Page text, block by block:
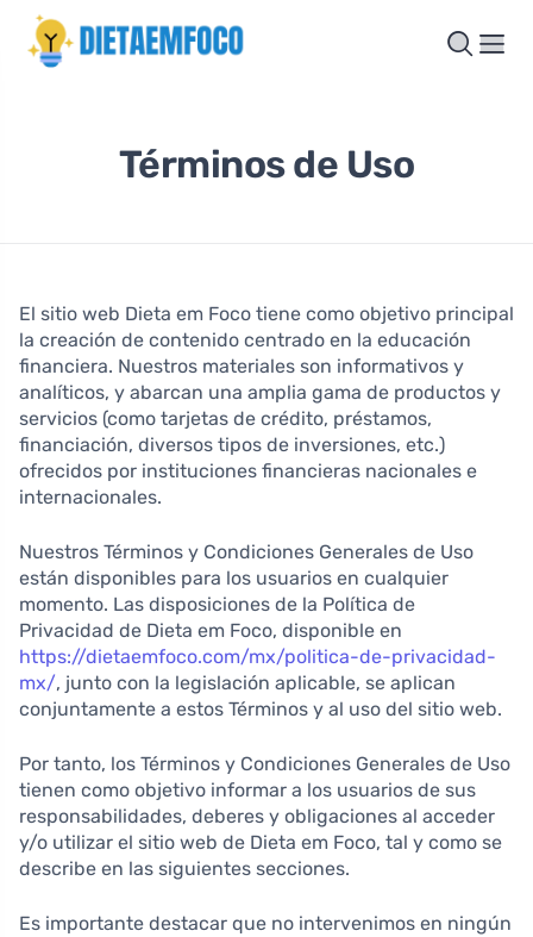
Términos de Uso
El sitio web Dieta em Foco tiene como objetivo principal
la creación de contenido centrado en la educación
financiera. Nuestros materiales son informativos y
analíticos, y abarcan una amplia gama de productos y
servicios (como tarjetas de crédito, préstamos,
financiación, diversos tipos de inversiones, etc.)
ofrecidos por instituciones financieras nacionales e
internacionales.
Nuestros Términos y Condiciones Generales de Uso
están disponibles para los usuarios en cualquier
momento. Las disposiciones de la Política de
Privacidad de Dieta em Foco, disponible en
https://dietaemfoco.com/mx/politica-de-privacidad-
mx/, junto con la legislación aplicable, se aplican
conjuntamente a estos Términos y al uso del sitio web.
Por tanto, los Términos y Condiciones Generales de Uso
tienen como objetivo informar a los usuarios de sus
responsabilidades, deberes y obligaciones al acceder
y/o utilizar el sitio web de Dieta em Foco, tal y como se
describe en las siguientes secciones.
Es importante destacar que no intervenimos en ningún